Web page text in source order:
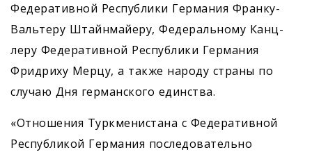
Федеративной Республики Германия Франку-
Вальтеру Штайнмайеру, Федеральному Канц­
леру Федеративной Республики Германия
Фридриху Мерцу, а также народу страны по
случаю Дня германского единства.
«Отношения Туркменистана с Федеративной
Республикой Германия последовательно